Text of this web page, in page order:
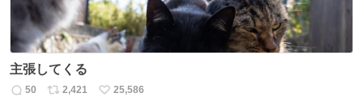
主張してくる
返
50
リ
2,421
い
25,586